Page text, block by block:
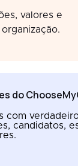
valores e
do
com
candidatos,